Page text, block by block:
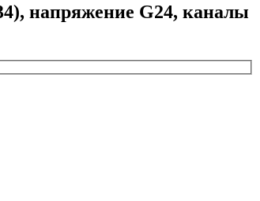
напряжение G24, каналы